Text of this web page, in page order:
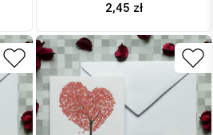
odcieniach różu. ZAP-57-04
2,45 zł